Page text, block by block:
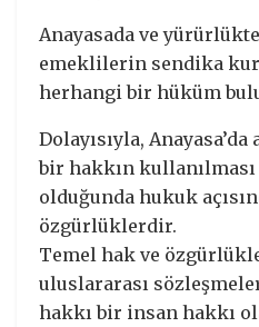
Anayasada ve
emeklilerin sendika
herhangi bir hüküm
Dolayısıyla,
bir hakkın
olduğunda hukuk
özgürlüklerdir.
Temel hak ve
uluslararası
hakkı bir insan hakkı